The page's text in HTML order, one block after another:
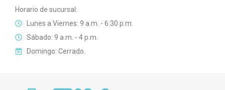
Horario de sucursal:
Lunes a Viernes: 9 a.m. - 6:30 p.m.
Sábado: 9 a.m. - 4 p.m.
Domingo: Cerrado.